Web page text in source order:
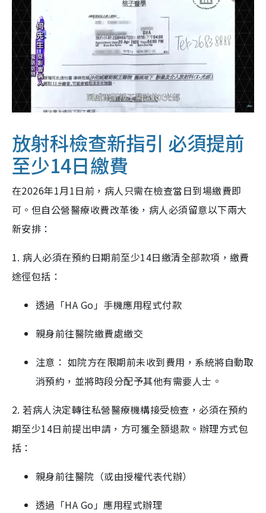
放射科檢查新指引 必須提前
至少14日繳費
在2026年1月1日前，病人只需在檢查當日到場繳費即
可。但自公營醫療收費改革後，病人必須留意以下兩大
新安排：
1. 病人必須在預約日期前至少14日繳清全部款項，繳費
途徑包括：
透過「HA Go」手機應用程式付款
親身前往醫院繳費處繳交
注意： 如院方在限期前未收到費用，系統將自動取
消預約，並將時段分配予其他有需要人士。
2. 若病人決定轉往私營醫療機構接受檢查，必須在預約
期至少14日前提出申請，方可獲全額退款。辦理方式包
括：
親身前往醫院（或由授權代表代辦）
透過「HA Go」應用程式辦理